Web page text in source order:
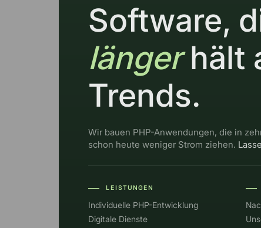
Software,
längerhält
Trends.
Wir bauen PHP-Anwendungen, die in
schon heute weniger Strom ziehen.
―― LEISTUNGEN
Individuelle PHP-Entwicklung
Digitale Dienste
――